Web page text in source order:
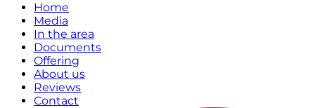
Home
Media
In the area
Documents
Offering
About us
Reviews
Contact